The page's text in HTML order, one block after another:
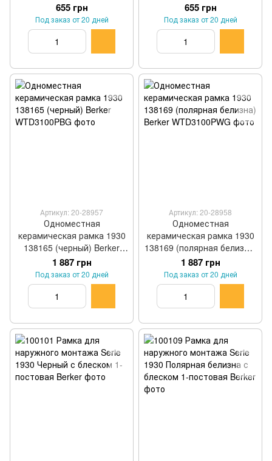
655 грн
Под заказ от 20 дней
655 грн
Под заказ от 20 дней
Артикул: 20-28957
Одноместная
керамическая рамка 1930
138165 (черный) Berker
WTD3100PBG
1 887 грн
Под заказ от 20 дней
Артикул: 20-28958
Одноместная
керамическая рамка 1930
138169 (полярная белизна)
Berker WTD3100PWG
1 887 грн
Под заказ от 20 дней